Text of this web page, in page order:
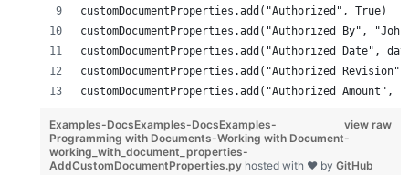
customDocumentProperties.add("Authorized", True)
customDocumentProperties.add("Authorized By",
customDocumentProperties.add("Authorized Date",
customDocumentProperties.add("Authorized
customDocumentProperties.add("Authorized Amount",
view raw
Examples-DocsExamples-DocsExamples-
Programming with Documents-Working with Document-
working_with_document_properties-
AddCustomDocumentProperties.py hosted with ❤ by GitHub